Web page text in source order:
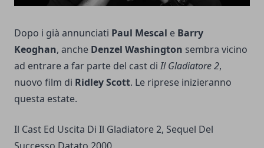
Dopo i già annunciati Paul Mescal e Barry
Keoghan, anche Denzel Washington sembra vicino
ad entrare a far parte del cast diIl Gladiatore 2,
nuovo film di Ridley Scott. Le riprese inizieranno
questa estate.
Il Cast Ed Uscita Di Il Gladiatore 2, Sequel Del